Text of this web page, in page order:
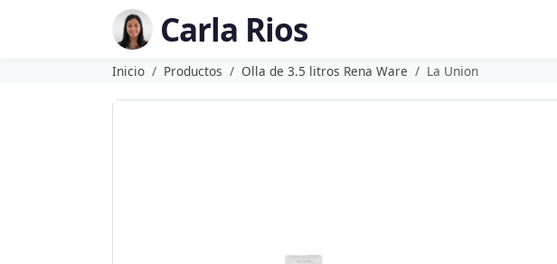
Carla Rios
Inicio Productos Olla de 3.5 litros Rena Ware La Union